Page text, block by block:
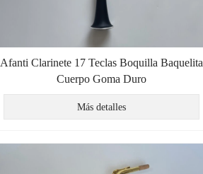
Afanti Clarinete 17 Teclas Boquilla Baquelita
Cuerpo Goma Duro
Más detalles